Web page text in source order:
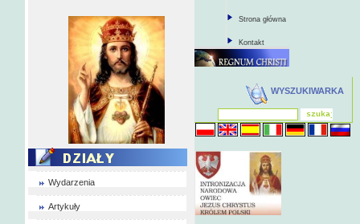
Wydarzenia
Artykuły
Strona główna
Kontakt
WYSZUKIWARKA